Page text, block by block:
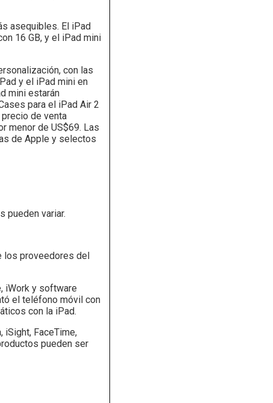
asequibles. El iPad
16 GB, y el iPad mini
con las
y el iPad mini en
mini estarán
para el iPad Air 2
de venta
menor de US$69. Las
de Apple y selectos
pueden variar.
los proveedores del
iWork y software
el teléfono móvil con
con la iPad.
iSight, FaceTime,
pueden ser